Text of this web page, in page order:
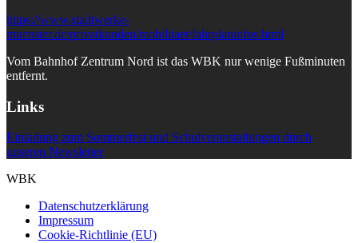
https://www.stadtwerke-
muenster.de/privatkunden/mobilitaet/fahrplaninfos.html
Vom Bahnhof Zentrum Nord ist das WBK nur wenige Fußminuten
entfernt.
Links
Einladung zum Sommerfest und Schulveranstaltungen durch
unseren Newsletter
WBK
Datenschutzerklärung
Impressum
Cookie-Richtlinie (EU)